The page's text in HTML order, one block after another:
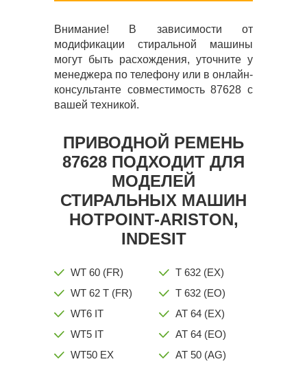
Внимание! В зависимости от
модификации стиральной машины
могут быть расхождения, уточните у
менеджера по телефону или в онлайн-
консультанте совместимость 87628 с
вашей техникой.
ПРИВОДНОЙ РЕМЕНЬ
87628 ПОДХОДИТ ДЛЯ
МОДЕЛЕЙ
СТИРАЛЬНЫХ МАШИН
HOTPOINT-ARISTON,
INDESIT
WT 60 (FR)
WT 62 T (FR)
WT6 IT
WT5 IT
WT50 EX
T 632 (EX)
T 632 (EO)
AT 64 (EX)
AT 64 (EO)
AT 50 (AG)